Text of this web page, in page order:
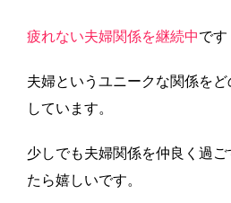
疲れない夫婦関係を継続中です
夫婦というユニークな関係を
しています。
少しでも夫婦関係を仲良く過
たら嬉しいです。